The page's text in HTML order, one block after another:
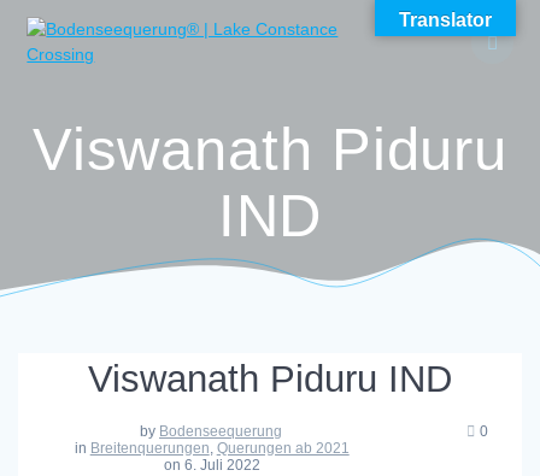
to
Viswanath Piduru
IND
Viswanath Piduru IND
by Bodenseequerung
in Breitenquerungen, Querungen ab 2021
on 6. Juli 2022
0
Translator